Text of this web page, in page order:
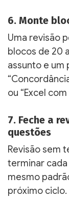
6. Monte
Uma revisão
blocos de 20
assunto e um
ou “Excel
7. Feche a
questões
Revisão sem
terminar
mesmo
próximo ciclo.